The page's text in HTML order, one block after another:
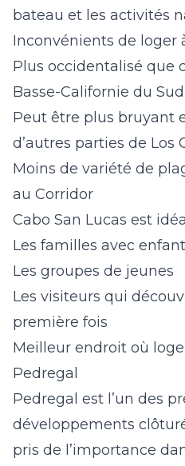
bateau et les activités
Inconvénients de loger
Plus occidentalisé que
Basse-Californie du Sud
Peut être plus bruyant
d’autres parties de Los
Moins de variété de
au Corridor
Cabo San Lucas est
Les familles avec
Les groupes de jeunes
Les visiteurs qui
première fois
Meilleur endroit où
Pedregal
Pedregal est l’un des
développements
pris de l’importance